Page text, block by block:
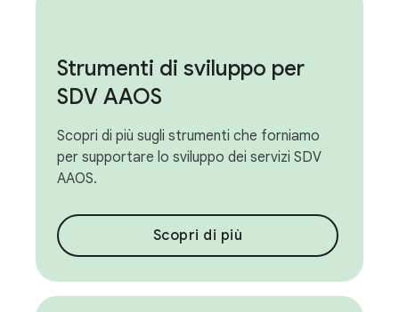
Strumenti di sviluppo per
SDV AAOS
Scopri di più sugli strumenti che forniamo
per supportare lo sviluppo dei servizi SDV
AAOS.
Scopri di più